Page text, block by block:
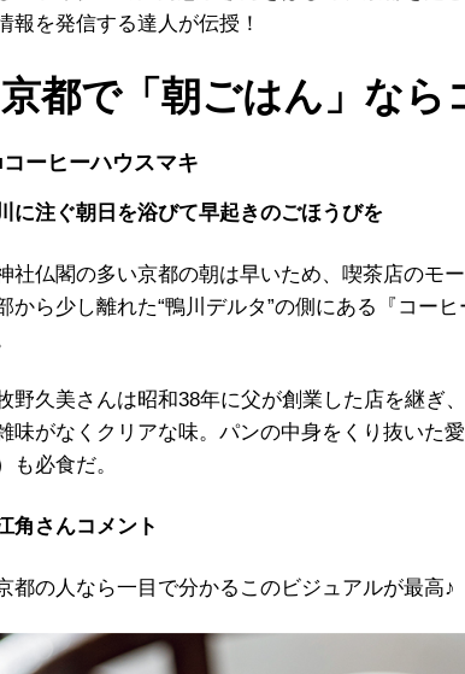
報を発信する達人が伝授！
京都で「朝ごはん」なら
ーヒーハウスマキ
に注ぐ朝日を浴びて早起きのごほうびを
社仏閣の多い京都の朝は早いため、喫茶店のモ
から少し離れた“鴨川デルタ”の側にある『コー
野久美さんは昭和38年に父が創業した店を継ぎ
味がなくクリアな味。パンの中身をくり抜いた
も必食だ。
角さんコメント
京都の人なら一目で分かるこのビジュアルが最高